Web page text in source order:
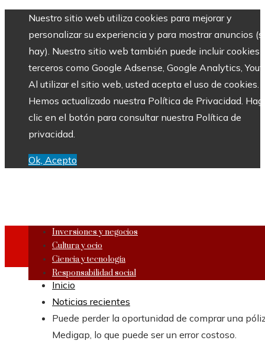
Nuestro sitio web utiliza cookies para mejorar y
personalizar su experiencia y para mostrar anuncios
hay). Nuestro sitio web también puede incluir cookies
terceros como Google Adsense, Google Analytics,
Al utilizar el sitio web, usted acepta el uso de cookies.
Hemos actualizado nuestra Política de Privacidad.
clic en el botón para consultar nuestra Política de
privacidad.
Ok, Acepto
Inversiones y negocios
Cultura y ocio
Ciencia y tecnología
Responsabilidad social
Inicio
Noticias recientes
Puede perder la oportunidad de comprar una
Medigap, lo que puede ser un error costoso.